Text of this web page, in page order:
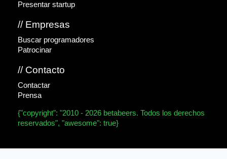
Presentar startup
// Empresas
Buscar programadores
Patrocinar
// Contacto
Contactar
Prensa
{"copyright": "2010 - 2026 betabeers. Todos los derechos
reservados", "awesome": true}